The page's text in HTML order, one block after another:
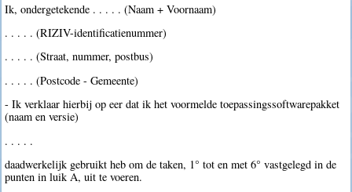
Ik, ondergetekende . . . . . (Naam + Voornaam)
. . . . . (RIZIV-identificatienummer)
. . . . . (Straat, nummer, postbus)
. . . . . (Postcode - Gemeente)
- Ik verklaar hierbij op eer dat ik het voormelde toepassingssoftwarepakket
(naam en versie)
. . . . .
daadwerkelijk gebruikt heb om de taken, 1° tot en met 6° vastgelegd in de
punten in luik A, uit te voeren.